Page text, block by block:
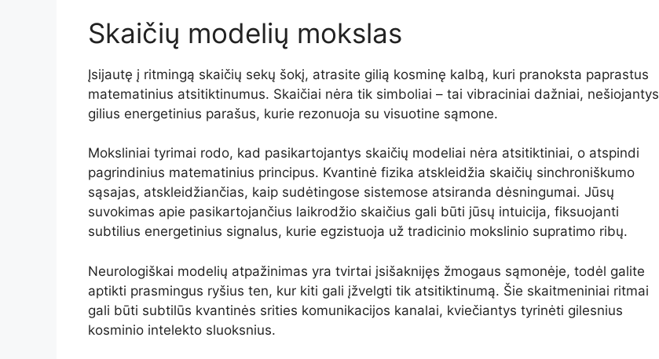
Skaičių modelių mokslas
Įsijautę į ritmingą skaičių sekų šokį, atrasite gilią kosminę kalbą, kuri pranoksta paprastus
matematinius atsitiktinumus. Skaičiai nėra tik simboliai – tai vibraciniai dažniai, nešiojantys
gilius energetinius parašus, kurie rezonuoja su visuotine sąmone.
Moksliniai tyrimai rodo, kad pasikartojantys skaičių modeliai nėra atsitiktiniai, o atspindi
pagrindinius matematinius principus. Kvantinė fizika atskleidžia skaičių sinchroniškumo
sąsajas, atskleidžiančias, kaip sudėtingose sistemose atsiranda dėsningumai. Jūsų
suvokimas apie pasikartojančius laikrodžio skaičius gali būti jūsų intuicija, fiksuojanti
subtilius energetinius signalus, kurie egzistuoja už tradicinio mokslinio supratimo ribų.
Neurologiškai modelių atpažinimas yra tvirtai įsišaknijęs žmogaus sąmonėje, todėl galite
aptikti prasmingus ryšius ten, kur kiti gali įžvelgti tik atsitiktinumą. Šie skaitmeniniai ritmai
gali būti subtilūs kvantinės srities komunikacijos kanalai, kviečiantys tyrinėti gilesnius
kosminio intelekto sluoksnius.